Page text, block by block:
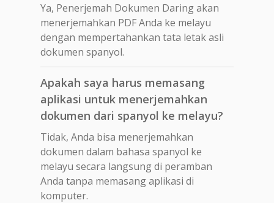
Ya, Penerjemah Dokumen Daring akan
menerjemahkan PDF Anda ke melayu
dengan mempertahankan tata letak asli
dokumen spanyol.
Apakah saya harus memasang
aplikasi untuk menerjemahkan
dokumen dari spanyol ke melayu?
Tidak, Anda bisa menerjemahkan
dokumen dalam bahasa spanyol ke
melayu secara langsung di peramban
Anda tanpa memasang aplikasi di
komputer.